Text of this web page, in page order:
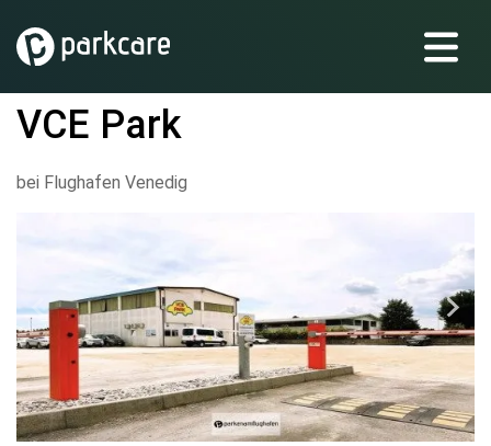
VCE Park
bei Flughafen Venedig